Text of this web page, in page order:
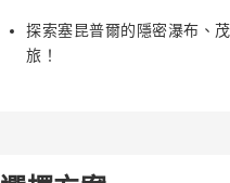
探索塞昆普爾的隱密瀑布、
旅！